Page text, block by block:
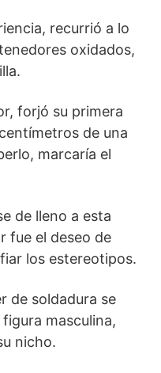
recurrió a lo
oxidados,
forjó su primera
de una
marcaría el
de lleno a esta
fue el deseo de
los estereotipos.
de soldadura se
masculina,
nicho.